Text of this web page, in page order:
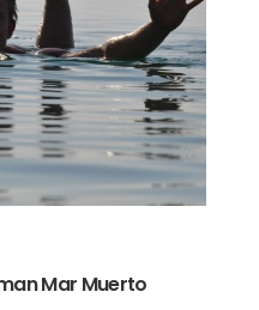
Mar Muerto